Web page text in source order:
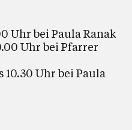
Uhr bei Paula Ranak
Uhr bei Pfarrer
10.30 Uhr bei Paula